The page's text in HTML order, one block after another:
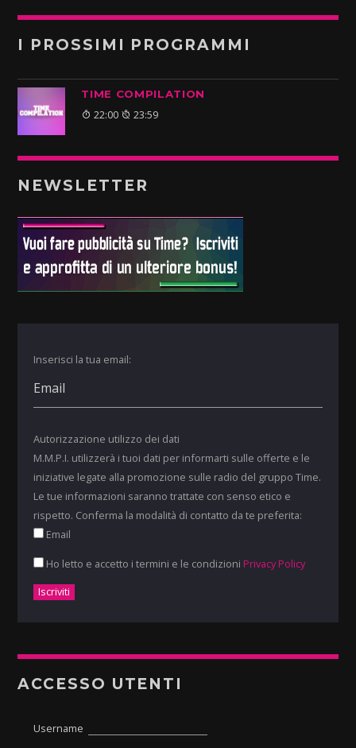
I PROSSIMI PROGRAMMI
TIME COMPILATION
22:00 23:59
NEWSLETTER
Inserisci la tua email:
Autorizzazione utilizzo dei dati
M.M.P.I. utilizzerà i tuoi dati per informarti sulle offerte e le
iniziative legate alla promozione sulle radio del gruppo Time.
Le tue informazioni saranno trattate con senso etico e
rispetto. Conferma la modalità di contatto da te preferita:
Email
Ho letto e accetto i termini e le condizioni Privacy Policy
ACCESSO UTENTI
Username